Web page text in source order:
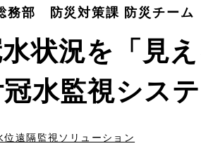
務部 防災対策課 防災チーム
状況を「見え
水監視シス
位遠隔監視ソリューション